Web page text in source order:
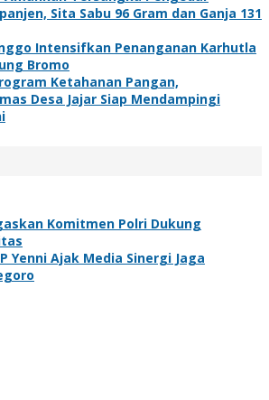
Sita Sabu 96 Gram dan Ganja 131
Intensifkan Penanganan Karhutla
Bromo
Ketahanan Pangan,
Desa Jajar Siap Mendampingi
Komitmen Polri Dukung
Yenni Ajak Media Sinergi Jaga